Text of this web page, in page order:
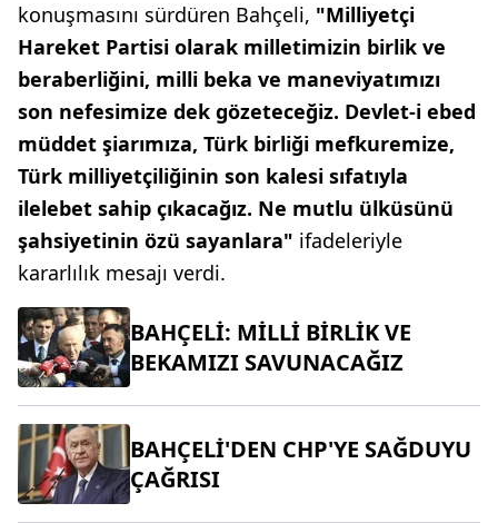
konuşmasını sürdüren Bahçeli, "Milliyetçi
Hareket Partisi olarak milletimizin birlik ve
beraberliğini, milli beka ve maneviyatımızı
son nefesimize dek gözeteceğiz. Devlet-i ebed
müddet şiarımıza, Türk birliği mefkuremize,
Türk milliyetçiliğinin son kalesi sıfatıyla
ilelebet sahip çıkacağız. Ne mutlu ülküsünü
şahsiyetinin özü sayanlara" ifadeleriyle
kararlılık mesajı verdi.
BAHÇELİ: MİLLİ BİRLİK VE
BEKAMIZI SAVUNACAĞIZ
BAHÇELİ'DEN CHP'YE SAĞDUYU
ÇAĞRISI